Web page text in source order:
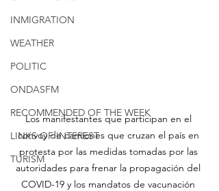
INMIGRATION
WEATHER
POLITIC
ONDASFM
RECOMMENDED OF THE WEEK
LINKS OF INTEREST
TURISM
Los manifestantes que participan en el
convoy de camiones que cruzan el país en
protesta por las medidas tomadas por las
autoridades para frenar la propagación del
COVID-19 y los mandatos de vacunación